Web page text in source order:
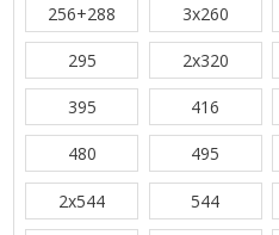
256+288 3x260
295 2x320
395 416
480 495
2x544 544